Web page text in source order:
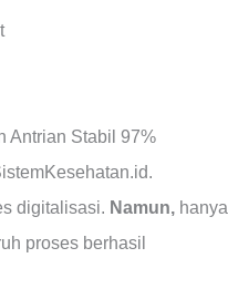
Antrian Stabil 97%
digitalisasi. Namun, hanya
proses berhasil